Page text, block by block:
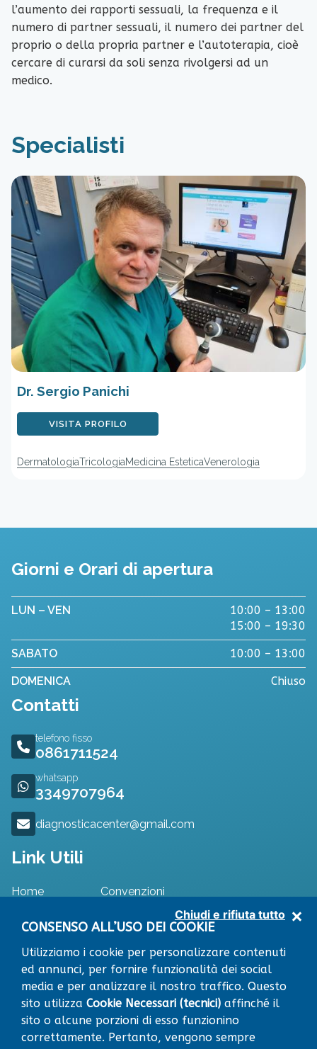
Chiudi e rifiuta tutto
CONSENSO ALL’USO DEI COOKIE
Utilizziamo i cookie per personalizzare contenuti
ed annunci, per fornire funzionalità dei social
media e per analizzare il nostro traffico. Questo
sito utilizza Cookie Necessari (tecnici) affinché il
sito o alcune porzioni di esso funzionino
correttamente. Pertanto, vengono sempre
l’aumento dei rapporti sessuali, la frequenza e il
numero di partner sessuali, il numero dei partner del
proprio o della propria partner e l’autoterapia, cioè
cercare di curarsi da soli senza rivolgersi ad un
medico.
Specialisti
Dr. Sergio Panichi
VISITA PROFILO
DermatologiaTricologiaMedicina EsteticaVenerologia
Giorni e Orari di apertura
LUN – VEN
10:00 – 13:00
15:00 – 19:30
SABATO 10:00 – 13:00
DOMENICA Chiuso
Contatti
telefono fisso
0861711524
whatsapp
3349707964
diagnosticacenter@gmail.com
Link Utili
Home
Approfondimenti
Convenzioni
Contatti
RICHIEDI APPUNTAMENTO
Centro Diagnostico
64014 MARTINSICURO (TE)
×
+
−
Leaflet |© OpenStreetMap contributors